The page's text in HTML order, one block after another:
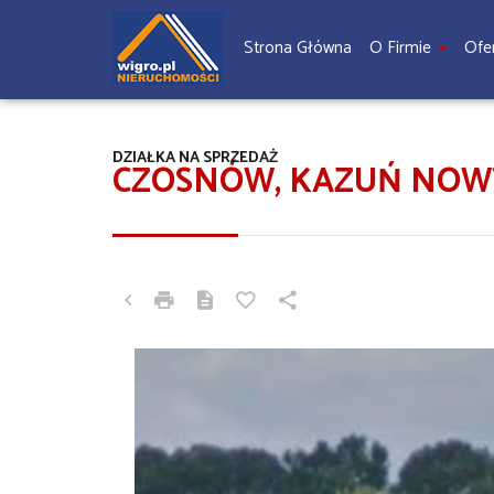
Strona Główna O Firmie
CZOSNÓW, KAZUŃ
DZIAŁKA NA SPRZEDAŻ